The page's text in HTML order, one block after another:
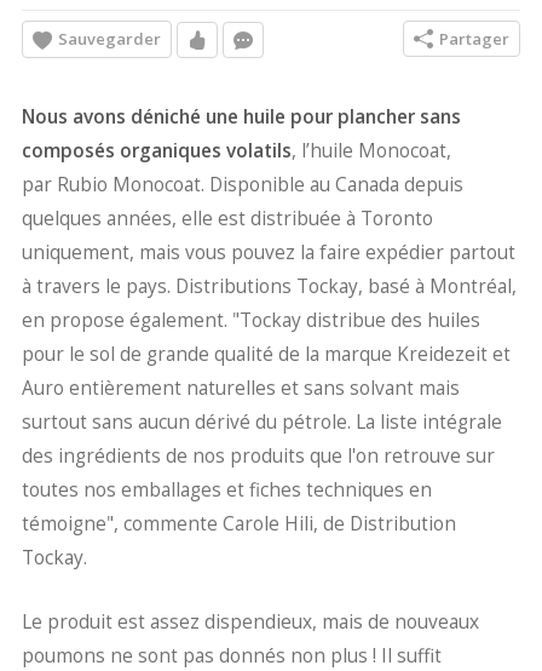
Sauvegarder Partager
Nous avons déniché une huile pour plancher sans
composés organiques volatils, l’huile Monocoat,
par Rubio Monocoat. Disponible au Canada depuis
quelques années, elle est distribuée à Toronto
uniquement, mais vous pouvez la faire expédier partout
à travers le pays. Distributions Tockay, basé à Montréal,
en propose également. "Tockay distribue des huiles
pour le sol de grande qualité de la marque Kreidezeit et
Auro entièrement naturelles et sans solvant mais
surtout sans aucun dérivé du pétrole. La liste intégrale
des ingrédients de nos produits que l'on retrouve sur
toutes nos emballages et fiches techniques en
témoigne", commente Carole Hili, de Distribution
Tockay.
Le produit est assez dispendieux, mais de nouveaux
poumons ne sont pas donnés non plus ! Il suffit